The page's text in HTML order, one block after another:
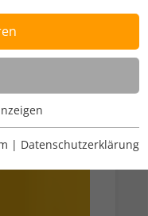
es uns zu analysieren,
| Datenschutzerklärung